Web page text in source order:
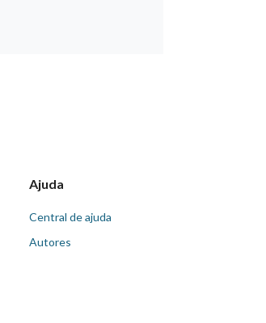
Ajuda
Central de ajuda
Autores